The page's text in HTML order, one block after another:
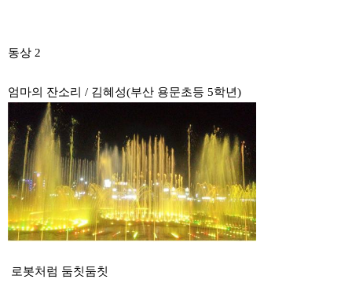
동상 2
엄마의 잔소리 / 김혜성(부산 용문초등 5학년)
로봇처럼 둠칫둠칫